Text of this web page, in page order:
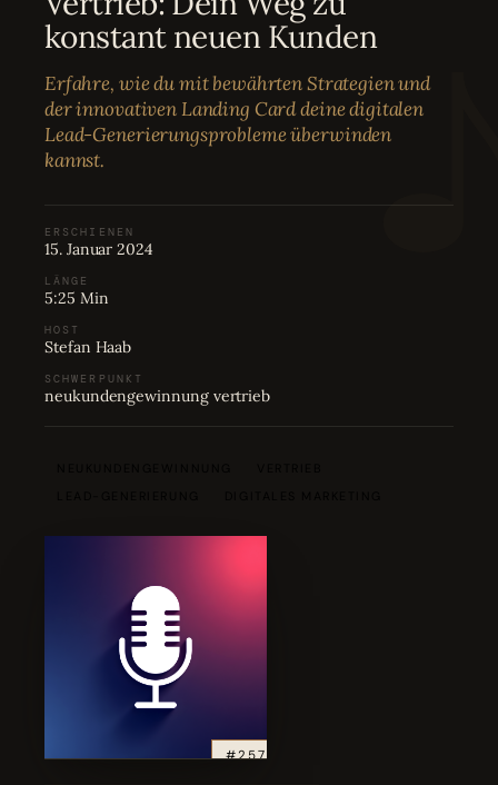
Bewertungen
05 Karriere
06 Partnerprogramm
konstant neuen Kunden
Erfahre, wie du mit bewährten Strategien und
der innovativen Landing Card deine digitalen
Lead-Generierungsprobleme überwinden
kannst.
ERSCHIENEN
15. Januar 2024
LÄNGE
5:25 Min
HOST
Stefan Haab
SCHWERPUNKT
neukundengewinnung vertrieb
#257